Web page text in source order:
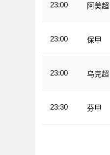
23:00 阿美超
23:00 保甲
23:00 乌克超
23:30 芬甲